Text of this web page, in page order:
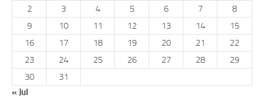
2
3 4 5 6 7
8
9
10 11 12 13 14
15
16
17 18 19 20 21
22
23
24 25 26 27 28
29
30
31
« Jul